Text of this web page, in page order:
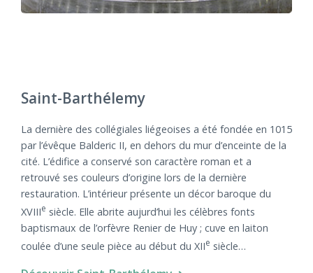
Saint-Barthélemy
La dernière des collégiales liégeoises a été fondée en 1015
par l’évêque Balderic II, en dehors du mur d’enceinte de la
cité. L’édifice a conservé son caractère roman et a
retrouvé ses couleurs d’origine lors de la dernière
restauration. L’intérieur présente un décor baroque du
XVIIIe siècle. Elle abrite aujurd’hui les célèbres fonts
baptismaux de l’orfèvre Renier de Huy ; cuve en laiton
coulée d’une seule pièce au début du XIIe siècle…